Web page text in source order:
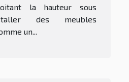
la hauteur sous
des meubles
un...